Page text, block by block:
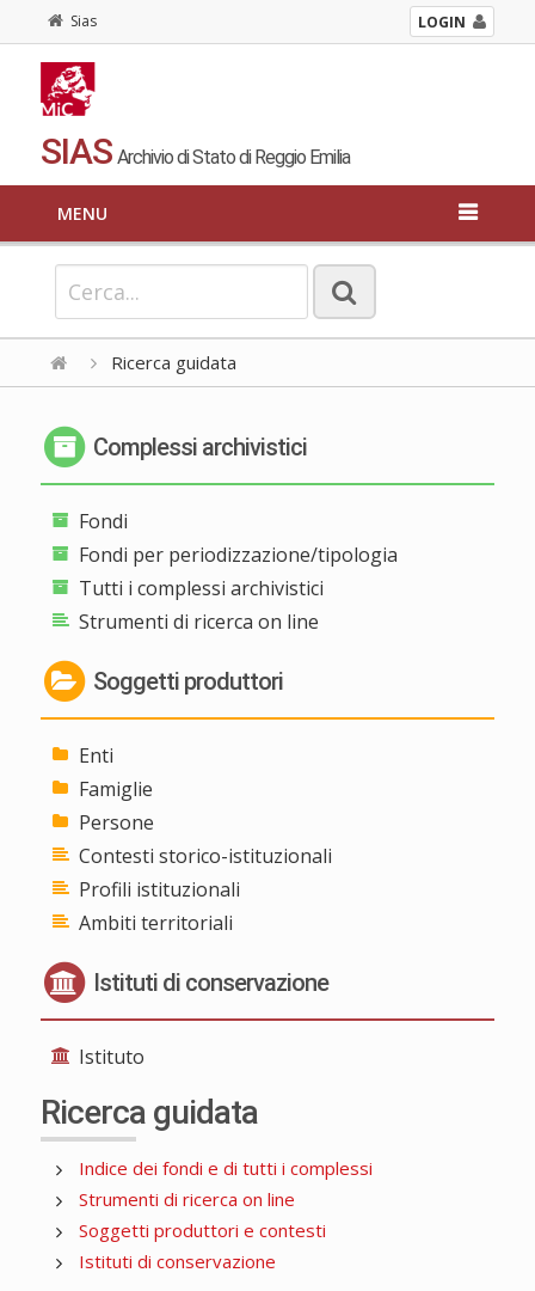
Sias LOGIN
SIAS Archivio di Stato di Reggio Emilia
MENU
Ricerca guidata
Complessi archivistici
Fondi
Fondi per periodizzazione/tipologia
Tutti i complessi archivistici
Strumenti di ricerca on line
Soggetti produttori
Enti
Famiglie
Persone
Contesti storico-istituzionali
Profili istituzionali
Ambiti territoriali
Istituti di conservazione
Istituto
Ricerca guidata
Indice dei fondi e di tutti i complessi
Strumenti di ricerca on line
Soggetti produttori e contesti
Istituti di conservazione